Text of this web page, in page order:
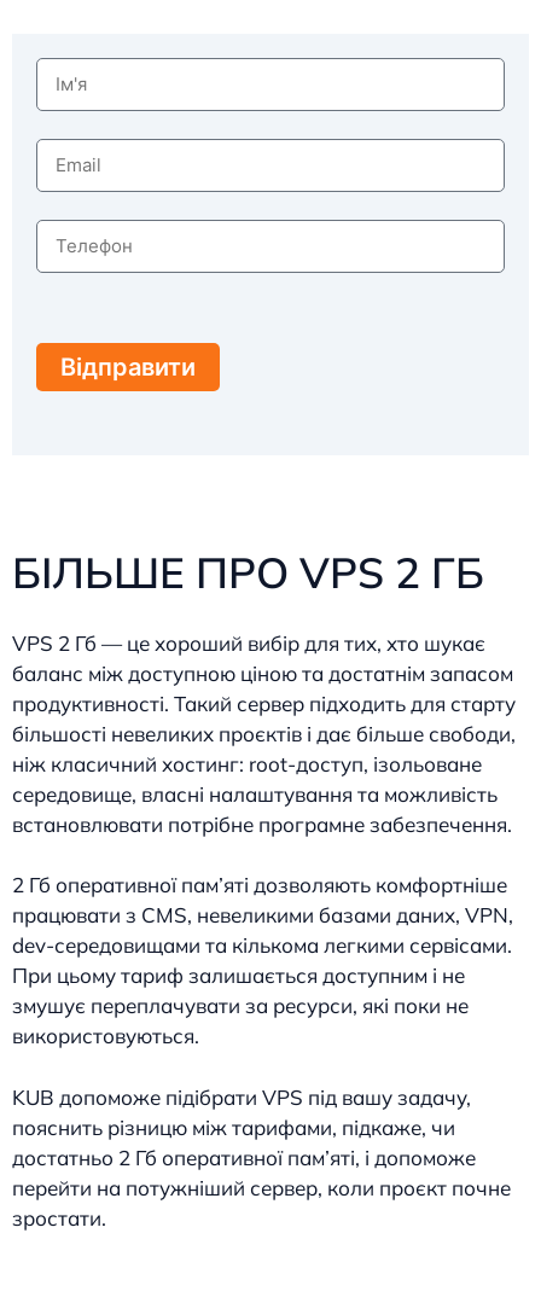
Відправити
БІЛЬШЕ ПРО VPS 2 ГБ
VPS 2 Гб — це хороший вибір для тих, хто шукає
баланс між доступною ціною та достатнім запасом
продуктивності. Такий сервер підходить для старту
більшості невеликих проєктів і дає більше свободи,
ніж класичний хостинг: root-доступ, ізольоване
середовище, власні налаштування та можливість
встановлювати потрібне програмне забезпечення.
2 Гб оперативної пам’яті дозволяють комфортніше
працювати з CMS, невеликими базами даних, VPN,
dev-середовищами та кількома легкими сервісами.
При цьому тариф залишається доступним і не
змушує переплачувати за ресурси, які поки не
використовуються.
KUB допоможе підібрати VPS під вашу задачу,
пояснить різницю між тарифами, підкаже, чи
достатньо 2 Гб оперативної пам’яті, і допоможе
перейти на потужніший сервер, коли проєкт почне
зростати.